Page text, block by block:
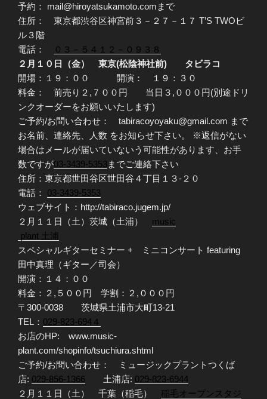
予約： mail@hiroyatsukamoto.comまで
住所： 東京都渋谷区神宮前３－２７－１７ T’S TWOビ
ル３階
電話：
０３－５４１２－０９３８
２月１０日（金） 東京(松陰神社前) タビラコ
開場：１９：００ 開演： １９：３０
料金： 前売り２,７００円 当日３,０００円(別途ドリ
ンクオーダーをお願いいたします)
ご予約/お問い合わせ： tabiracoyoyaku@gmail.com まで
お名前、連絡先、人数 をお知らせ下さい。 ※返信がない
場合はメールが届いていないう可能性があります、お手
数ですが03-3439-5353 までご連絡下さい
住所：東京都世田谷区世田谷４丁目１３-２０
電話： 03-3439-5353
ウェブサイト：http://tabiraco.jugem.jp/
２月１１日（土）茨城（土浦） music
plant 土浦
スペシャルギターセミナー + ミニコンサート featuring
田中真理（ギター／司会）
開演：１４：００
料金：２,５００円 学割：２,０００円
〒300-0038 茨城県土浦市大町13-21
TEL： 029-823-694４
お店のHP: www.music-
plant.com/shopinfo/tsuchiura.shtml
ご予約/お問い合わせ： ミュージックプラントつくば
店: 029-856-1366 土浦店: 029-823-6944
２月１１日（土） 千葉（稲毛） 稲毛オープンスタジ